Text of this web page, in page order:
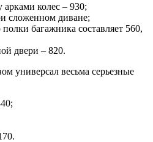
колес – 930;
сложенном диване;
багажника составляет 560,
двери – 820.
универсал весьма серьезные